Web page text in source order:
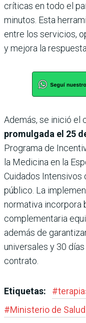
críticas en todo el
minutos. Esta
entre los servicios,
y mejora la
Además, se inició el
promulgada el 25
Programa de
la Medicina en la
Cuidados Intensivos
público. La
normativa incorpora
complementaria
además de
universales y 30
contrato.
Etiquetas: #
#Ministerio de Salud